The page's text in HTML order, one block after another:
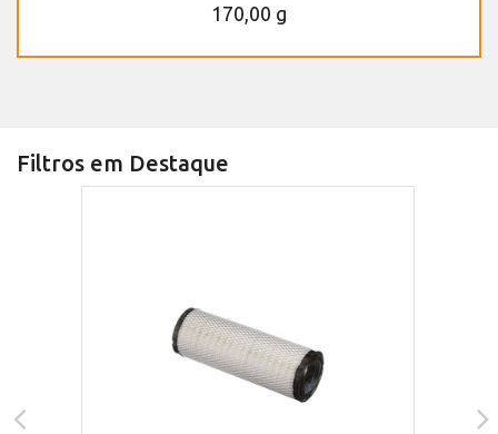
170,00 g
Filtros em Destaque